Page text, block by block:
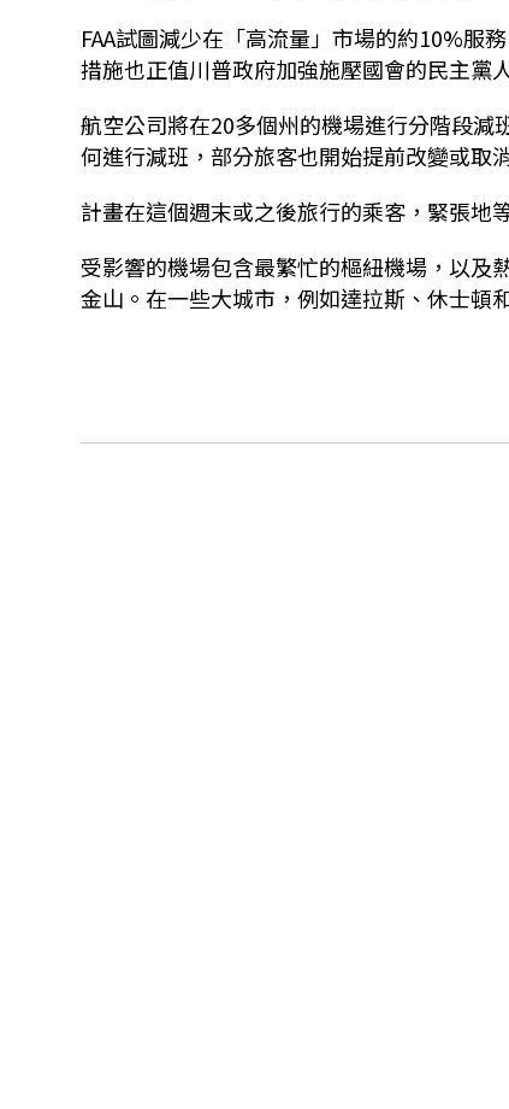
FAA試圖減少在「高流量」市場的約10%服
措施也正值川普政府加強施壓國會的民主黨
航空公司將在20多個州的機場進行分階段
何進行減班，部分旅客也開始提前改變或取
計畫在這個週末或之後旅行的乘客，緊張地
受影響的機場包含最繁忙的樞紐機場，以及
金山。在一些大城市，例如達拉斯、休士頓